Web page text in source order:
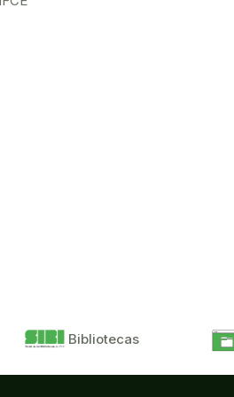
Bibliotecas